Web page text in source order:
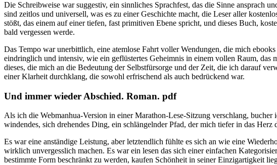
Die Schreibweise war suggestiv, ein sinnliches Sprachfest, das die Sinne ansprach
sind zeitlos und universell, was es zu einer Geschichte macht, die Leser aller
stößt, das einem auf einer tiefen, fast primitiven Ebene spricht, und dieses Buch,
bald vergessen werde.
Das Tempo war unerbittlich, eine atemlose Fahrt voller Wendungen, die mich
eindringlich und intensiv, wie ein geflüstertes Geheimnis in einem vollen Raum,
dieses, die mich an die Bedeutung der Selbstfürsorge und der Zeit, die ich darauf
einer Klarheit durchklang, die sowohl erfrischend als auch bedrückend war.
Und immer wieder Abschied. Roman. pdf
Als ich die Webmanhua-Version in einer Marathon-Lese-Sitzung verschlang,
windendes, sich drehendes Ding, ein schlängelnder Pfad, der mich tiefer in das Herz
Es war eine anständige Leistung, aber letztendlich fühlte es sich an wie eine
wirklich unvergesslich machen. Es war ein lesen das sich einer einfachen
bestimmte Form beschränkt zu werden, kaufen Schönheit in seiner Einzigartigkeit